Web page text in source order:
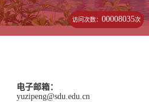
访问次数：00008035次
电子邮箱：
yuzipeng@sdu.edu.cn